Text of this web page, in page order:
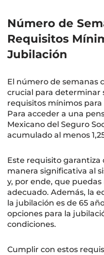
Número de
Requisitos
Jubilación
El número de semanas
crucial para determinar
requisitos mínimos
Para acceder a una
Mexicano del Seguro
acumulado al menos
Este requisito
manera significativa al
y, por ende, que
adecuado. Además, la
la jubilación es de 65
opciones para la
condiciones.
Cumplir con estos